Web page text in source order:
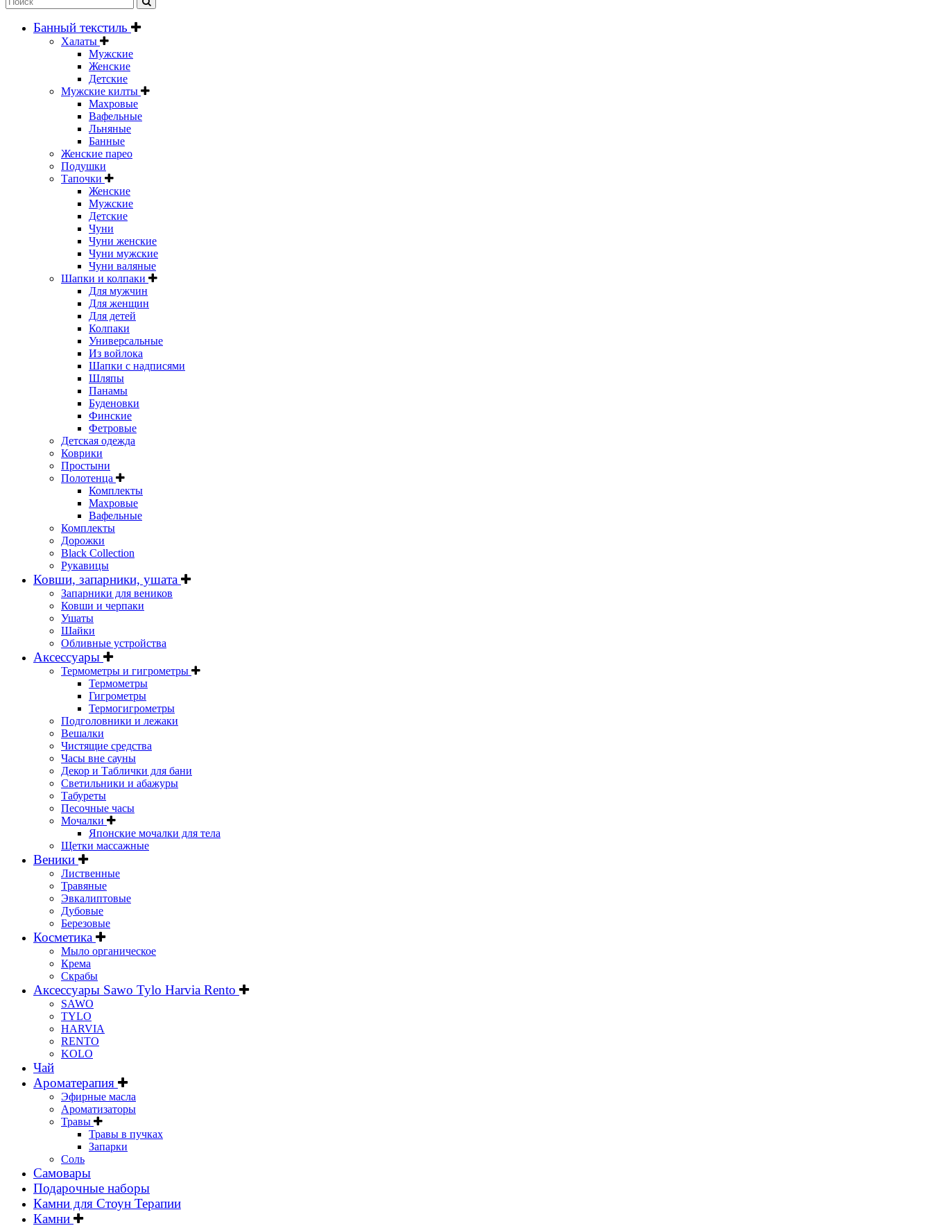
Банный текстиль
Халаты
Мужские
Женские
Детские
Мужские килты
Махровые
Вафельные
Льняные
Банные
Женские парео
Подушки
Тапочки
Женские
Мужские
Детские
Чуни
Чуни женские
Чуни мужские
Чуни валяные
Шапки и колпаки
Для мужчин
Для женщин
Для детей
Колпаки
Универсальные
Из войлока
Шапки с надписями
Шляпы
Панамы
Буденовки
Финские
Фетровые
Детская одежда
Коврики
Простыни
Полотенца
Комплекты
Махровые
Вафельные
Комплекты
Дорожки
Black Collection
Рукавицы
Ковши, запарники, ушата
Запарники для веников
Ковши и черпаки
Ушаты
Шайки
Обливные устройства
Аксессуары
Термометры и гигрометры
Термометры
Гигрометры
Термогигрометры
Подголовники и лежаки
Вешалки
Чистящие средства
Часы вне сауны
Декор и Таблички для бани
Светильники и абажуры
Табуреты
Песочные часы
Мочалки
Японские мочалки для тела
Щетки массажные
Веники
Лиственные
Травяные
Эвкалиптовые
Дубовые
Березовые
Косметика
Мыло органическое
Крема
Скрабы
Аксессуары Sawo Tylo Harvia Rento
SAWO
TYLO
HARVIA
RENTO
KOLO
Чай
Ароматерапия
Эфирные масла
Ароматизаторы
Травы
Травы в пучках
Запарки
Соль
Самовары
Подарочные наборы
Камни для Стоун Терапии
Камни